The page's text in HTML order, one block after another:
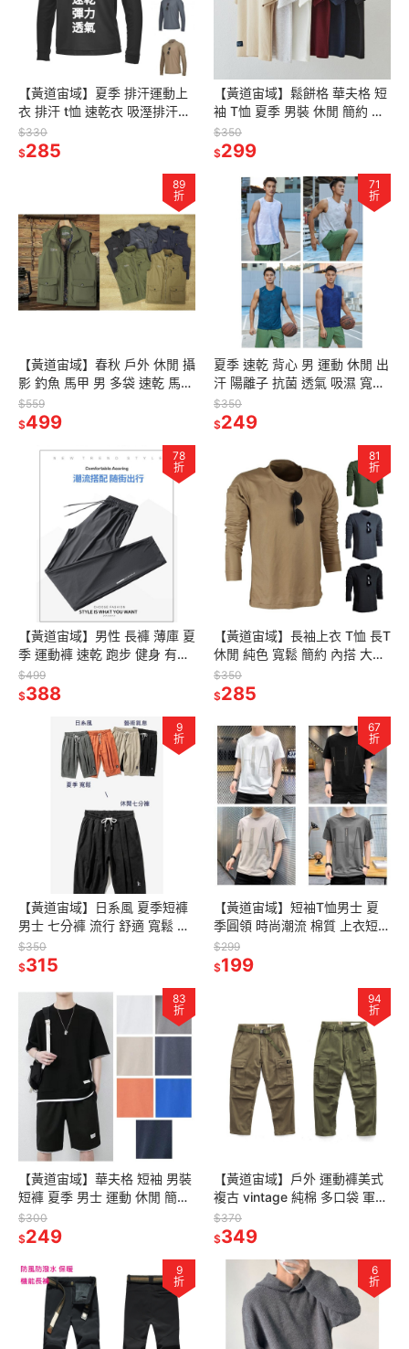
【黃道宙域】夏季 排汗運動上
衣 排汗 t恤 速乾衣 吸溼排汗衣
訓練上衣 男生 t恤長袖t恤 男生
運動長袖t恤 運動排汗
$330
$285
【黃道宙域】鬆餅格 華夫格 短
袖 T恤 夏季 男裝 休閒 簡約 純
色 寬鬆 美式 複古 重磅 針織 正
肩 半袖衫
$350
$299
89
折
【黃道宙域】春秋 戶外 休閒 攝
影 釣魚 馬甲 男 多袋 速乾 馬夾
軍旅 工裝 背心 坎肩 男裝
$559
$499
71
折
夏季 速乾 背心 男 運動 休閒 出
汗 陽離子 抗菌 透氣 吸濕 寬鬆
訓練 無袖 坎肩 男裝
$350
$249
78
折
【黃道宙域】男性 長褲 薄庫 夏
季 運動褲 速乾 跑步 健身 有氧
配備 冰絲 散熱 多尺碼 彈性 健
身 休閒褲
$499
$388
81
折
【黃道宙域】長袖上衣 T恤 長T
休閒 純色 寬鬆 簡約 內搭 大碼
戰術 運動 長袖 彈力 吸汗 戶外
作訓 男裝
$350
$285
9
折
【黃道宙域】日系風 夏季短褲
男士 七分褲 流行 舒適 寬鬆 柔
軟 大褲拆 工作褲 休閒褲 男生
短褲 街頭
$350
$315
67
折
【黃道宙域】短袖T恤男士 夏
季圓領 時尚潮流 棉質 上衣短袖
青年 INS 印花 簡約 極簡風格
舒適 好穿柔軟
$299
$199
83
折
【黃道宙域】華夫格 短袖 男裝
短褲 夏季 男士 運動 休閒 簡約
套裝 青少年 兩件套 套裝 舒適
柔軟
$300
$249
94
折
【黃道宙域】戶外 運動褲美式
複古 vintage 純棉 多口袋 軍褲
寬鬆 厚重 磅闊 腿直筒 工裝褲
男
$370
$349
9
折
6
折